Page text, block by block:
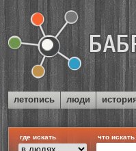
летопись люди
где искать что искать